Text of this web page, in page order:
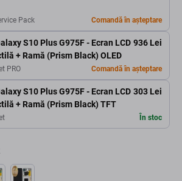
Pack Comandă în așteptare
S10 Plus G975F - Ecran LCD
+ Ramă (Prism Black) OLED
936 Lei
PRO Comandă în așteptare
S10 Plus G975F - Ecran LCD
+ Ramă (Prism Black) TFT
303 Lei
În stoc